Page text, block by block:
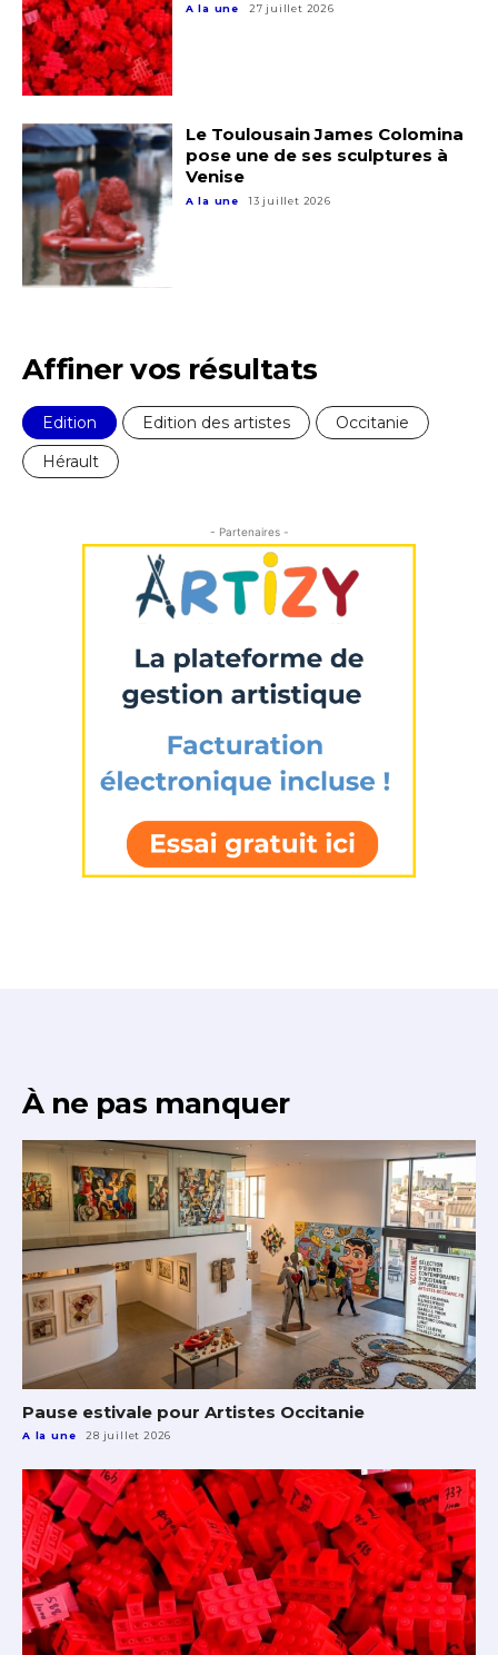
* Champ obligatoire
A la une 27 juillet 2026
Le Toulousain James Colomina
pose une de ses sculptures à
Venise
A la une 13 juillet 2026
Affiner vos résultats
Edition Edition des artistes
Occitanie
Hérault
- Partenaires -
À ne pas manquer
Pause estivale pour Artistes Occitanie
A la une 28 juillet 2026